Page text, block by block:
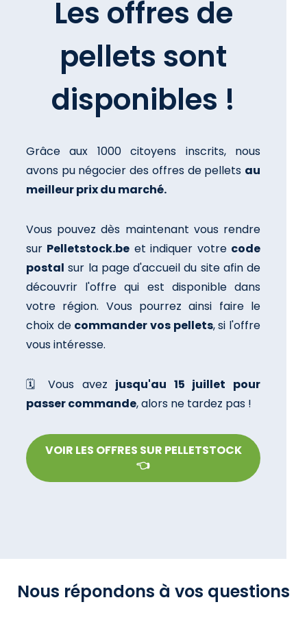
Les offres de
pellets sont
disponibles !
Grâce aux 1000 citoyens inscrits, nous
avons pu négocier des offres de pellets au
meilleur prix du marché.
Vous pouvez dès maintenant vous rendre
sur Pelletstock.be et indiquer votre code
postal sur la page d'accueil du site afin de
découvrir l'offre qui est disponible dans
votre région. Vous pourrez ainsi faire le
choix de commander vos pellets, si l'offre
vous intéresse.
🗓️ Vous avez jusqu'au 15 juillet pour
passer commande, alors ne tardez pas !
VOIR LES OFFRES SUR PELLETSTOCK
👈
Nous répondons à vos questions